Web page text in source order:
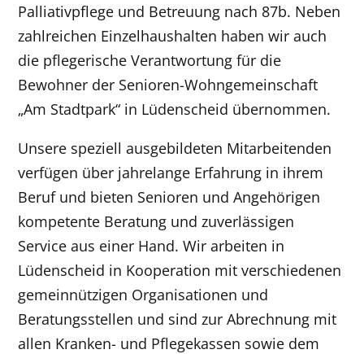
Palliativpflege und Betreuung nach 87b. Neben
zahlreichen Einzelhaushalten haben wir auch
die pflegerische Verantwortung für die
Bewohner der Senioren-Wohngemeinschaft
„Am Stadtpark“ in Lüdenscheid übernommen.
Unsere speziell ausgebildeten Mitarbeitenden
verfügen über jahrelange Erfahrung in ihrem
Beruf und bieten Senioren und Angehörigen
kompetente Beratung und zuverlässigen
Service aus einer Hand. Wir arbeiten in
Lüdenscheid in Kooperation mit verschiedenen
gemeinnützigen Organisationen und
Beratungsstellen und sind zur Abrechnung mit
allen Kranken- und Pflegekassen sowie dem